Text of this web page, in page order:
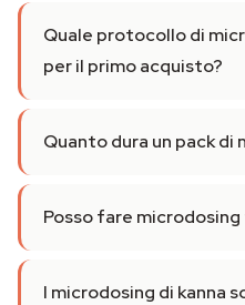
Quale protocollo di
per il primo acquisto?
Quanto dura un pack di
Posso fare
I microdosing di kanna